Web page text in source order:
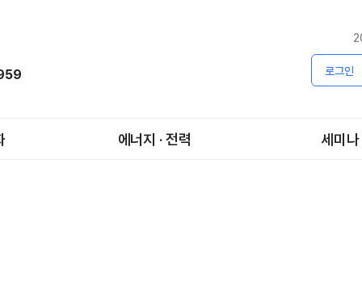
로그인
에너지 · 전력 세미나